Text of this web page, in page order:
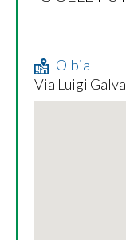
Olbia
Via Luigi